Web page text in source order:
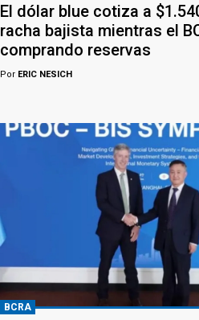
El dólar blue cotiza a
racha bajista mientras el
comprando reservas
Por ERIC NESICH
BCRA